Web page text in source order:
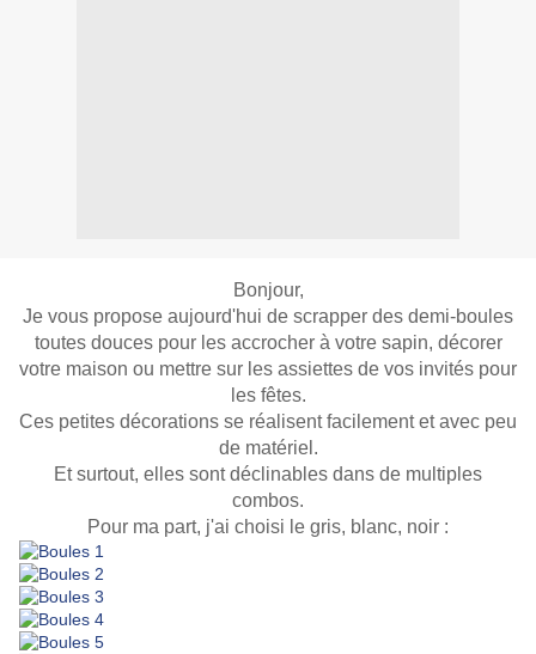
Bonjour,
Je vous propose aujourd'hui de scrapper des demi-boules
toutes douces pour les accrocher à votre sapin, décorer
votre maison ou mettre sur les assiettes de vos invités pour
les fêtes.
Ces petites décorations se réalisent facilement et avec peu
de matériel.
Et surtout, elles sont déclinables dans de multiples
combos.
Pour ma part, j'ai choisi le gris, blanc, noir :